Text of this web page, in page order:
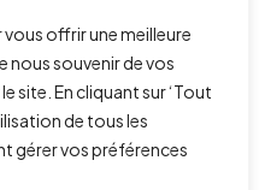
offrir une meilleure
nous souvenir de vos
site. En cliquant sur ‘Tout
de tous les
gérer vos préférences
Walls
dans les dalles